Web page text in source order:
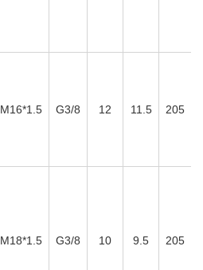
M16*1.5 G3/8 12 11.5 205
M18*1.5 G3/8 10 9.5 205